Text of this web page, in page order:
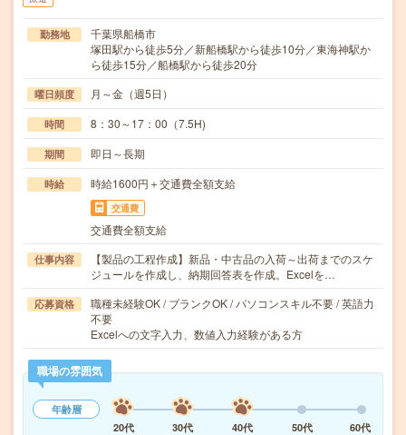
勤務地
千葉県船橋市
塚田駅から徒歩5分／新船橋駅から徒歩10分／東海神駅か
ら徒歩15分／船橋駅から徒歩20分
曜日頻度 月～金（週5日）
時間 8：30～17：00（7.5H)
期間 即日～長期
時給 時給1600円＋交通費全額支給
交通費
交通費全額支給
仕事内容
【製品の工程作成】新品・中古品の入荷～出荷までのスケ
ジュールを作成し、納期回答表を作成。Excelを…
応募資格
職種未経験OK / ブランクOK / パソコンスキル不要 / 英語力
不要
Excelへの文字入力、数値入力経験がある方
職場の雰囲気
年齢層
20代
30代 40代 50代
60代